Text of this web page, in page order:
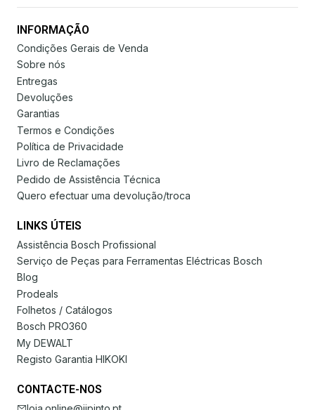
INFORMAÇÃO
Condições Gerais de Venda
Sobre nós
Entregas
Devoluções
Garantias
Termos e Condições
Política de Privacidade
Livro de Reclamações
Pedido de Assistência Técnica
Quero efectuar uma devolução/troca
LINKS ÚTEIS
Assistência Bosch Profissional
Serviço de Peças para Ferramentas Eléctricas Bosch
Blog
Prodeals
Folhetos / Catálogos
Bosch PRO360
My DEWALT
Registo Garantia HIKOKI
CONTACTE-NOS